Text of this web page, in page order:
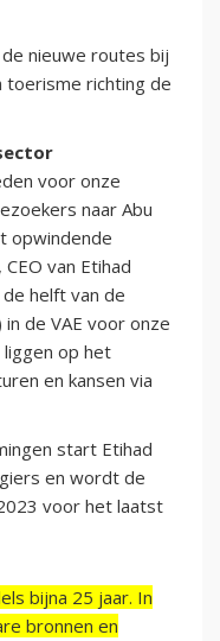
nieuwe routes bij
toerisme richting de
voor onze
naar Abu
opwindende
van Etihad
helft van de
de VAE voor onze
op het
en kansen via
start Etihad
en wordt de
voor het laatst
bijna 25 jaar. In
bronnen en